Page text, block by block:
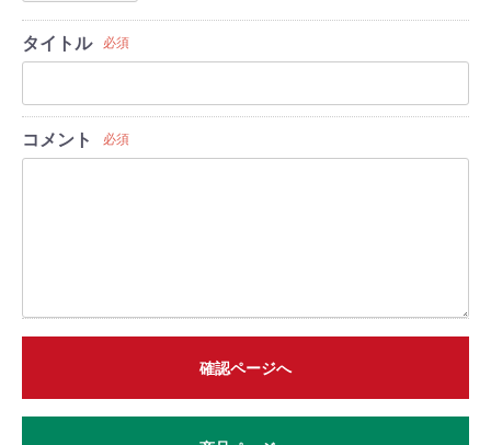
タイトル 必須
コメント 必須
確認ページへ